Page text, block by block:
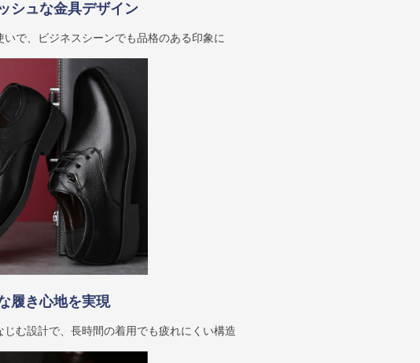
シュな金具デザイン
で、ビジネスシーンでも品格のある印象に
履き心地を実現
む設計で、長時間の着用でも疲れにくい構造